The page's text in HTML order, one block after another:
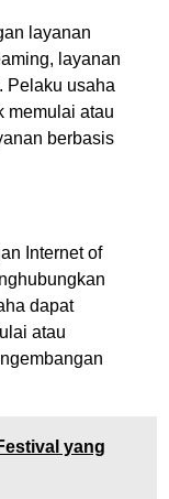
layanan
layanan
Pelaku usaha
memulai atau
berbasis
Internet of
dapat
atau
yang